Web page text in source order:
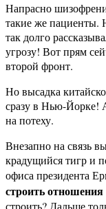
Напрасно
такие же пациенты.
так долго
угрозу! Вот прям
второй фронт.
Но высадка
сразу в Нью-Йорке!
на потеху.
Внезапно на связь
крадущийся тигр и
офиса президента
строить